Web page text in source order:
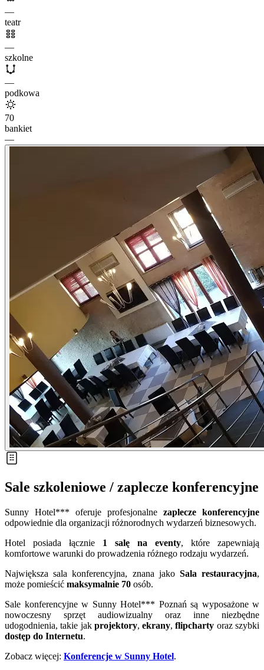
—
teatr
—
szkolne
—
podkowa
70
bankiet
—
Sale szkoleniowe / zaplecze konferencyjne
Sunny Hotel*** oferuje profesjonalne zaplecze konferencyjne
odpowiednie dla organizacji różnorodnych wydarzeń biznesowych.
Hotel posiada łącznie 1 salę na eventy, które zapewniają
komfortowe warunki do prowadzenia różnego rodzaju wydarzeń.
Największa sala konferencyjna, znana jako Sala restauracyjna,
może pomieścić maksymalnie 70 osób.
Sale konferencyjne w Sunny Hotel*** Poznań są wyposażone w
nowoczesny sprzęt audiowizualny oraz inne niezbędne
udogodnienia, takie jak projektory,ekrany,flipcharty oraz szybki
dostęp do Internetu.
Zobacz więcej: Konferencje w Sunny Hotel.